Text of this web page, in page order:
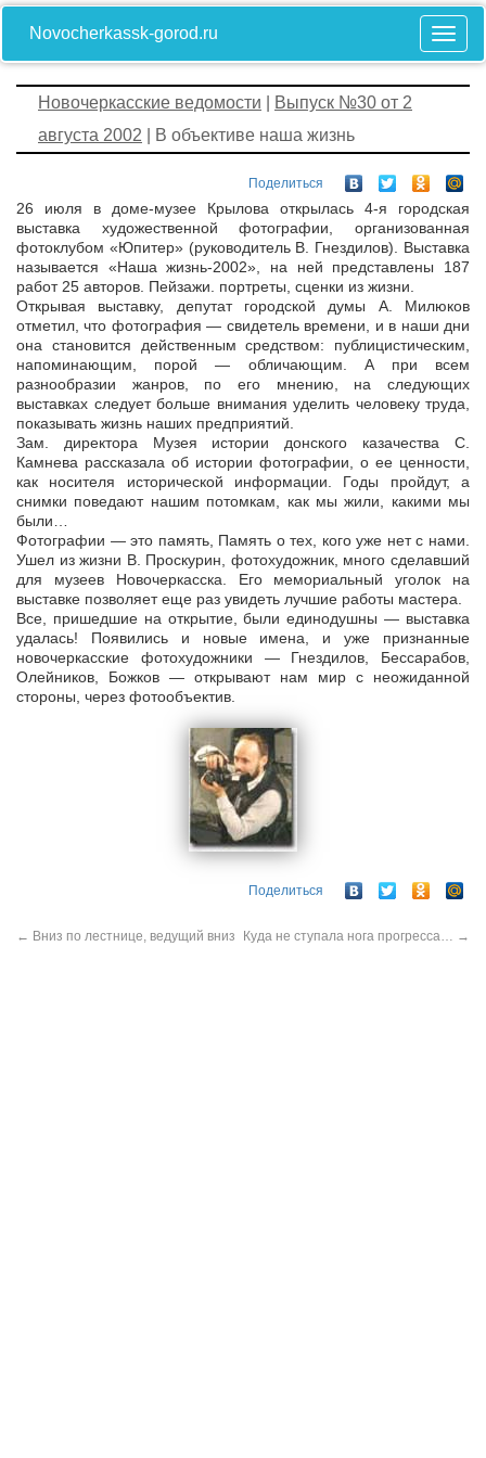
Novocherkassk-gorod.ru
Новочеркасские ведомости
Выпуск №30 от 2
августа 2002 | В объективе наша жизнь
Поделиться
26 июля в доме-музее Крылова открылась 4-я городская
выставка художественной фотографии, организованная
фотоклубом «Юпитер» (руководитель В. Гнездилов). Выставка
называется «Наша жизнь-2002», на ней представлены 187
работ 25 авторов. Пейзажи. портреты, сценки из жизни.
Открывая выставку, депутат городской думы А. Милюков
отметил, что фотография — свидетель времени, и в наши дни
она становится действенным средством: публицистическим,
напоминающим, порой — обличающим. А при всем
разнообразии жанров, по его мнению, на следующих
выставках следует больше внимания уделить человеку труда,
показывать жизнь наших предприятий.
Зам. директора Музея истории донского казачества С.
Камнева рассказала об истории фотографии, о ее ценности,
как носителя исторической информации. Годы пройдут, а
снимки поведают нашим потомкам, как мы жили, какими мы
были…
Фотографии — это память, Память о тех, кого уже нет с нами.
Ушел из жизни В. Проскурин, фотохудожник, много сделавший
для музеев Новочеркасска. Его мемориальный уголок на
выставке позволяет еще раз увидеть лучшие работы мастера.
Все, пришедшие на открытие, были единодушны — выставка
удалась! Появились и новые имена, и уже признанные
новочеркасские фотохудожники — Гнездилов, Бессарабов,
Олейников, Божков — открывают нам мир с неожиданной
стороны, через фотообъектив.
Поделиться
← Вниз по лестнице, ведущий вниз Куда не ступала нога прогресса… →